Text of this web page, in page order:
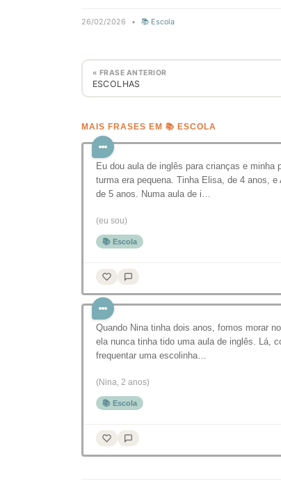
26/02/2026 • 📚 Escola
« FRASE ANTERIOR
ESCOLHAS
MAIS FRASES EM 📚 ESCOLA
Eu dou aula de inglês para crianças e minha
turma era pequena. Tinha Elisa, de 4 anos, e
de 5 anos. Numa aula de i…
(eu sou)
📚 Escola
Quando Nina tinha dois anos, fomos morar
ela nunca tinha tido uma aula de inglês. Lá,
frequentar uma escolinha…
(Nina, 2 anos)
📚 Escola